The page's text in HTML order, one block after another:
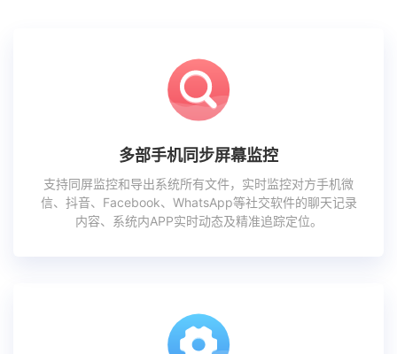
多部手机同步屏幕监控
支持同屏监控和导出系统所有文件，实时监控对方手机微
信、抖音、Facebook、WhatsApp等社交软件的聊天记录
内容、系统内APP实时动态及精准追踪定位。